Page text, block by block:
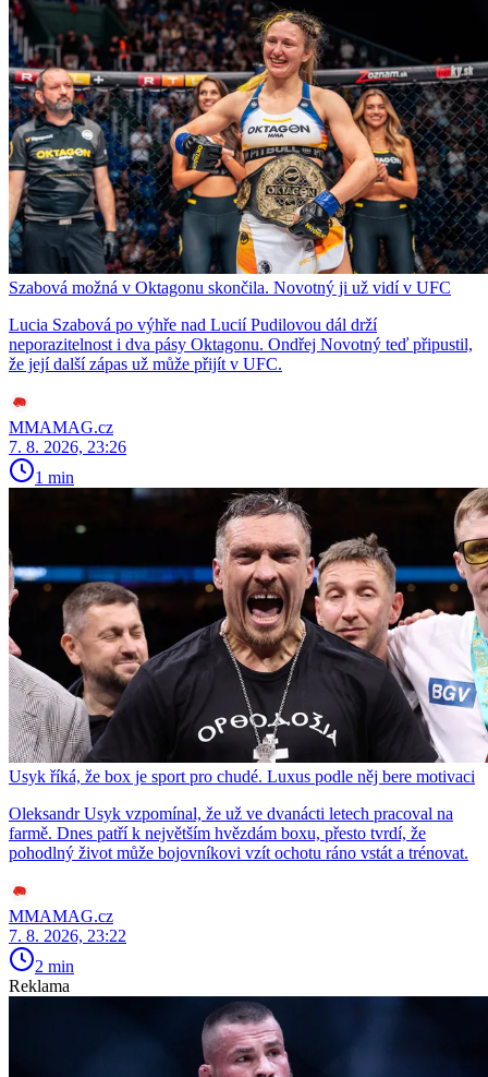
Szabová možná v Oktagonu skončila. Novotný ji už vidí v UFC
Lucia Szabová po výhře nad Lucií Pudilovou dál drží
neporazitelnost i dva pásy Oktagonu. Ondřej Novotný teď připustil,
že její další zápas už může přijít v UFC.
MMAMAG.cz
7. 8. 2026, 23:26
1 min
Usyk říká, že box je sport pro chudé. Luxus podle něj bere motivaci
Oleksandr Usyk vzpomínal, že už ve dvanácti letech pracoval na
farmě. Dnes patří k největším hvězdám boxu, přesto tvrdí, že
pohodlný život může bojovníkovi vzít ochotu ráno vstát a trénovat.
MMAMAG.cz
7. 8. 2026, 23:22
2 min
Reklama